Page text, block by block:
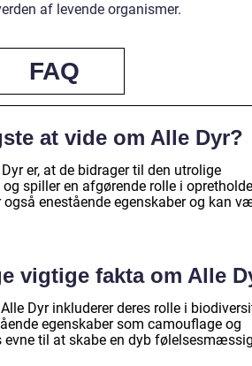
af levende organismer.
FAQ
at vide om Alle Dyr?
er, at de bidrager til den utrolige
spiller en afgørende rolle i
enestående egenskaber og kan
vigtige fakta om Alle
Dyr inkluderer deres rolle i
egenskaber som camouflage og
evne til at skabe en dyb